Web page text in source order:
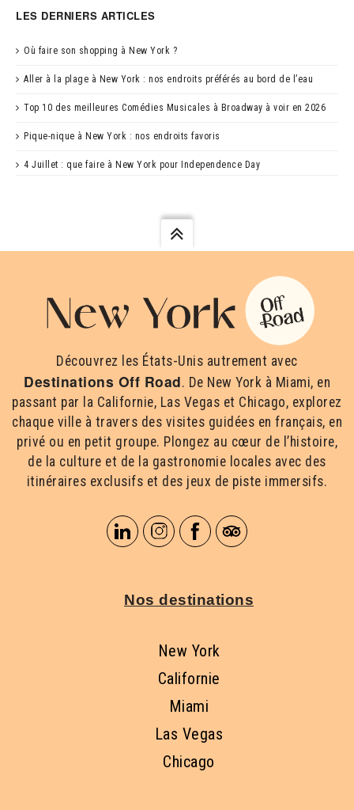
LES DERNIERS ARTICLES
Où faire son shopping à New York ?
Aller à la plage à New York : nos endroits préférés au bord de l’eau
Top 10 des meilleures Comédies Musicales à Broadway à voir en 2026
Pique-nique à New York : nos endroits favoris
4 Juillet : que faire à New York pour Independence Day
Découvrez les États-Unis autrement avec
Destinations Off Road. De New York à Miami, en
passant par la Californie, Las Vegas et Chicago, explorez
chaque ville à travers des visites guidées en français, en
privé ou en petit groupe. Plongez au cœur de l’histoire,
de la culture et de la gastronomie locales avec des
itinéraires exclusifs et des jeux de piste immersifs.
Nos destinations
New York
Californie
Miami
Las Vegas
Chicago